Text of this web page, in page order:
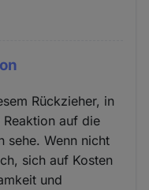
Rückzieher, in
auf die
sehe. Wenn nicht
sich auf Kosten
und